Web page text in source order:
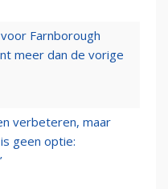
Farnborough
meer dan de vorige
verbeteren, maar
geen optie: